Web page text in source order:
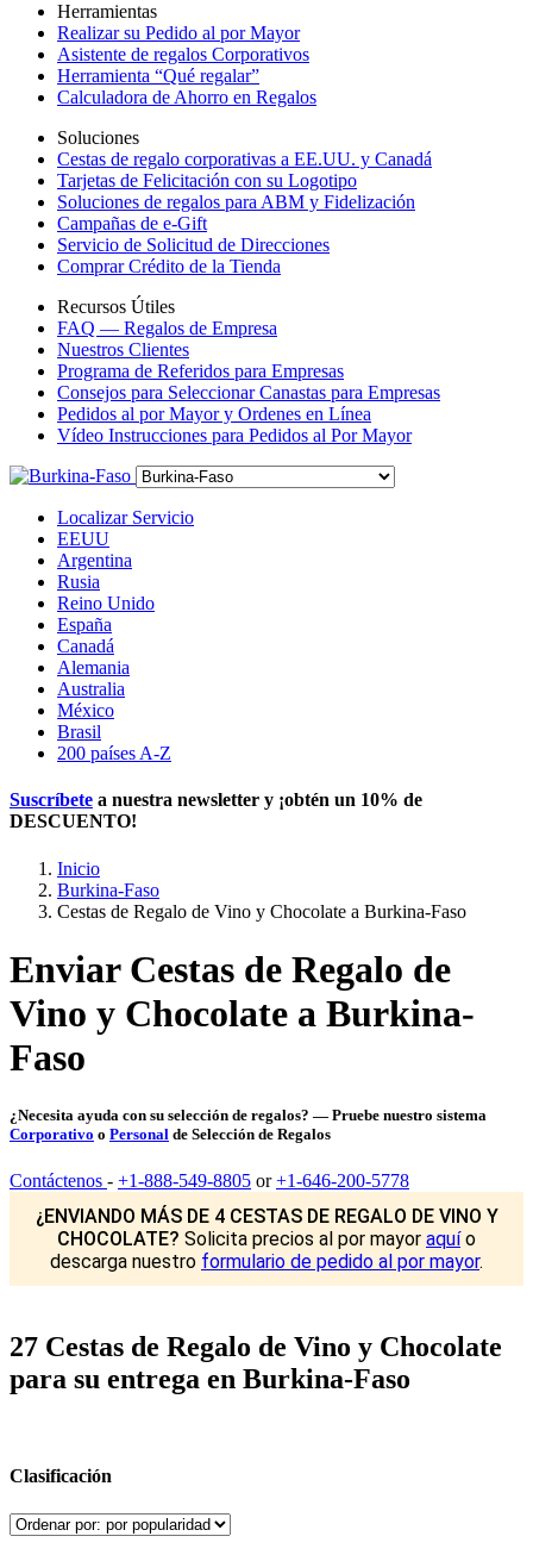
Herramientas
Realizar su Pedido al por Mayor
Asistente de regalos Corporativos
Herramienta “Qué regalar”
Calculadora de Ahorro en Regalos
Soluciones
Cestas de regalo corporativas a EE.UU. y Canadá
Tarjetas de Felicitación con su Logotipo
Soluciones de regalos para ABM y Fidelización
Campañas de e-Gift
Servicio de Solicitud de Direcciones
Comprar Crédito de la Tienda
Recursos Útiles
FAQ — Regalos de Empresa
Nuestros Clientes
Programa de Referidos para Empresas
Consejos para Seleccionar Canastas para Empresas
Pedidos al por Mayor y Ordenes en Línea
Vídeo Instrucciones para Pedidos al Por Mayor
Localizar Servicio
EEUU
Argentina
Rusia
Reino Unido
España
Canadá
Alemania
Australia
México
Brasil
200 países A-Z
Suscríbete a nuestra newsletter y ¡obtén un 10% de
DESCUENTO!
Inicio
Burkina-Faso
Cestas de Regalo de Vino y Chocolate a Burkina-Faso
Enviar Cestas de Regalo de
Vino y Chocolate a Burkina-
Faso
¿Necesita ayuda con su selección de regalos? — Pruebe nuestro sistema
Corporativo o Personal de Selección de Regalos
Contáctenos - +1-888-549-8805 or+1-646-200-5778
¿ENVIANDO MÁS DE 4 CESTAS DE REGALO DE VINO Y
CHOCOLATE? Solicita precios al por mayor aquío
descarga nuestro formulario de pedido al por mayor.
27 Cestas de Regalo de Vino y Chocolate
para su entrega en Burkina-Faso
Clasificación